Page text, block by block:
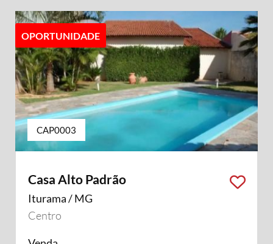
OPORTUNIDADE
CAP0003
Casa Alto Padrão
Iturama / MG
Centro